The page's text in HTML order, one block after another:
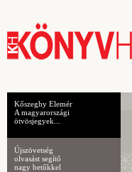
Kőszeghy Elemér
A magyarországi
ötvösjegyek...
Újszövetség
olvasást segítő
nagy betűkkel